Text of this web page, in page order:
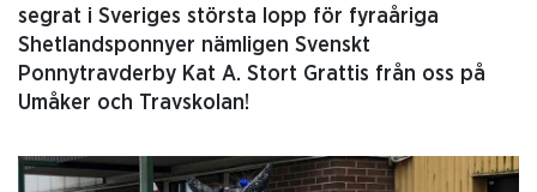
segrat i Sveriges största lopp för fyraåriga
Shetlandsponnyer nämligen Svenskt
Ponnytravderby Kat A. Stort Grattis från oss på
Umåker och Travskolan!